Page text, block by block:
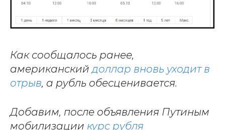
Как сообщалось ранее,
американскийдоллар вновь уходит в
отрыв, а рубль обесценивается.
Добавим, после объявления Путиным
мобилизации курс рубля